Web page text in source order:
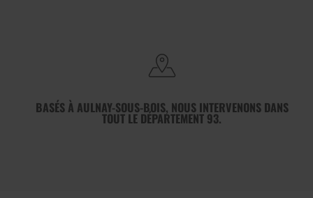
BASÉS À AULNAY-SOUS-BOIS, NOUS INTERVENONS DANS
TOUT LE DÉPARTEMENT 93.